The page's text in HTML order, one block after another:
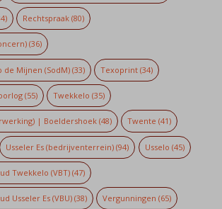
Rechtspraak (80)
(36)
de Mijnen (SodM)(33) Texoprint (34)
(55) Twekkelo (35)
| Boeldershoek(48) Twente (41)
Usseler Es (bedrijventerrein) (94) Usselo (45)
Twekkelo (VBT)(47)
Usseler Es (VBU)(38) Vergunningen (65)